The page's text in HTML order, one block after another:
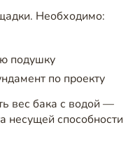
Необходимо:
подушку
по проекту
вес бака с водой —
несущей способности